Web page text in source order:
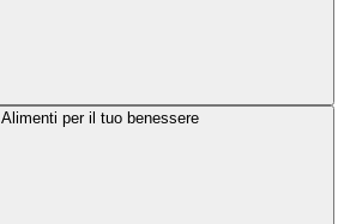
Alimenti per il tuo benessere